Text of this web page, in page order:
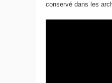
conservé dans les